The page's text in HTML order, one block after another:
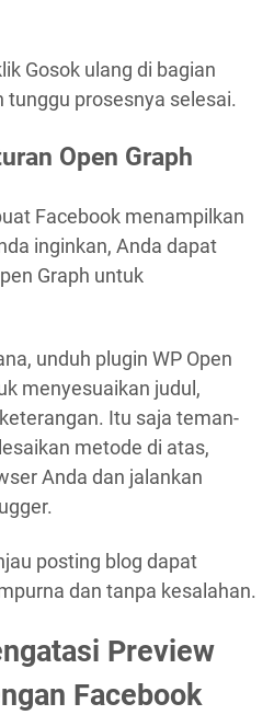
Gosok ulang di bagian
tunggu prosesnya selesai.
Open Graph
Facebook menampilkan
inginkan, Anda dapat
Graph untuk
unduh plugin WP Open
menyesuaikan judul,
Itu saja teman-
metode di atas,
Anda dan jalankan
posting blog dapat
dan tanpa kesalahan.
Preview
Facebook